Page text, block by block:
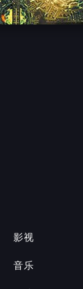
影视
音乐